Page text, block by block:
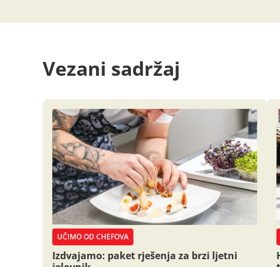
Vezani sadržaj
UČIMO OD CHEFOVA
Izdvajamo: paket rješenja za brzi ljetni